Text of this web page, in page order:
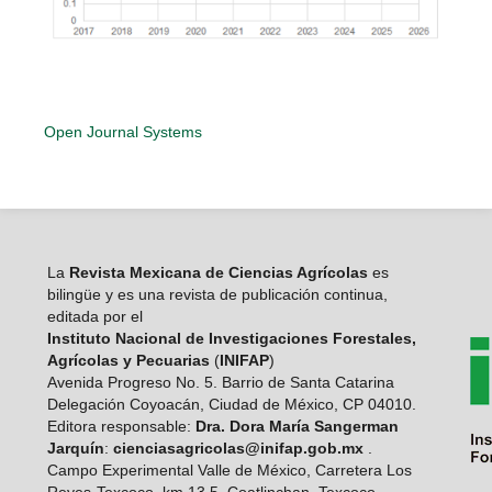
Open Journal Systems
LaRevista Mexicana de Ciencias Agrícolas es
bilingüe y es una revista de publicación continua,
editada por el
Instituto Nacional de Investigaciones Forestales,
Agrícolas y Pecuarias (INIFAP)
Avenida Progreso No. 5. Barrio de Santa Catarina
Delegación Coyoacán, Ciudad de México, CP 04010.
Editora responsable: Dra. Dora María Sangerman
Jarquín: cienciasagricolas@inifap.gob.mx.
Campo Experimental Valle de México, Carretera Los